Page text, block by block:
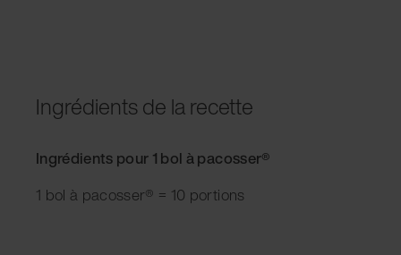
Ingrédients de la recette
Ingrédients pour 1 bol à pacosser®
1 bol à pacosser® = 10 portions